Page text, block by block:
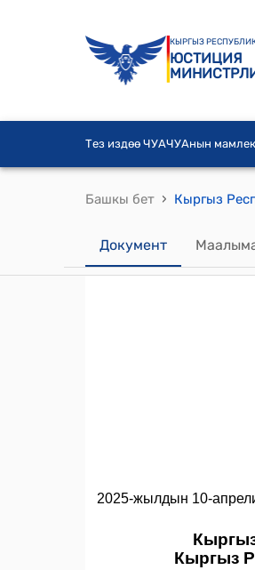
КЫРГЫЗ
ЮСТИЦИЯ
Тез издөө ЧУАЧУАнын
Башкы бет ›
Документ